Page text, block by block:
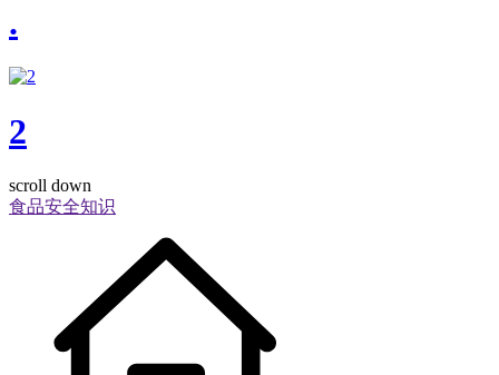
.
2
scroll down
食品安全知识